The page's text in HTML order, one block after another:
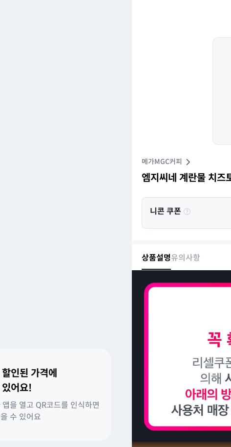
인된 가격에
어요!
을 열고 QR코드를 인식하면
수 있어요
메가MGC커피
엠지씨네 계란물 치즈
니콘 쿠폰
상품설명유의사항